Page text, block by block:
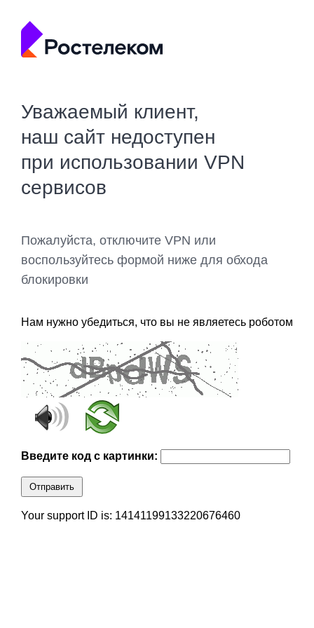
Уважаемый клиент,
наш сайт недоступен
при использовании VPN
сервисов
Пожалуйста, отключите VPN или
воспользуйтесь формой ниже для обхода
блокировки
Нам нужно убедиться, что вы не являетесь роботом
Введите код с картинки:
Отправить
Your support ID is: 14141199133220676460